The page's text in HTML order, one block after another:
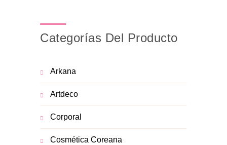
Categorías Del Producto
Arkana
Artdeco
Corporal
Cosmética Coreana